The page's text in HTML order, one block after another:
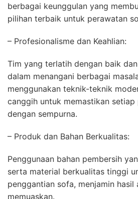
berbagai keunggulan yang
pilihan terbaik untuk perawatan
– Profesionalisme dan Keahlian:
Tim yang terlatih dengan baik
dalam menangani berbagai
menggunakan teknik-teknik
canggih untuk memastikan
dengan sempurna.
– Produk dan Bahan Berkualitas:
Penggunaan bahan pembersih
serta material berkualitas tinggi
penggantian sofa, menjamin hasil
memuaskan.